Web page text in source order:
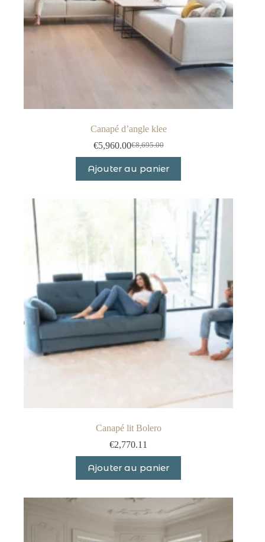
Canapé d’angle klee
€8,695.00
Le
prix
initial
était :
€5,960.00Le
prix
actuel
est :
Ajouter au panier
Canapé lit Bolero
€2,770.11
Ajouter au panier